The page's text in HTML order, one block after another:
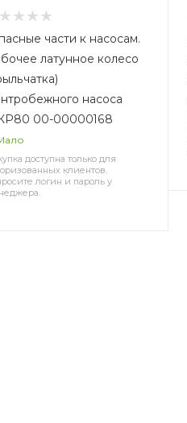
части к насосам.
латунное колесо
насоса
00-00000168
доступна только для
клиентов.
логин и пароль у